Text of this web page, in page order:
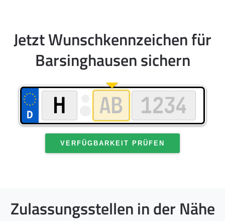
Jetzt Wunschkennzeichen für
Barsinghausen sichern
VERFÜGBARKEIT PRÜFEN
Zulassungsstellen in der Nähe